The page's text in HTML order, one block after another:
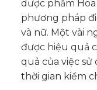
dược phẩm Hoa
phương pháp
và nữ. Một vài
được hiệu quả
quả của việc
thời gian kiểm